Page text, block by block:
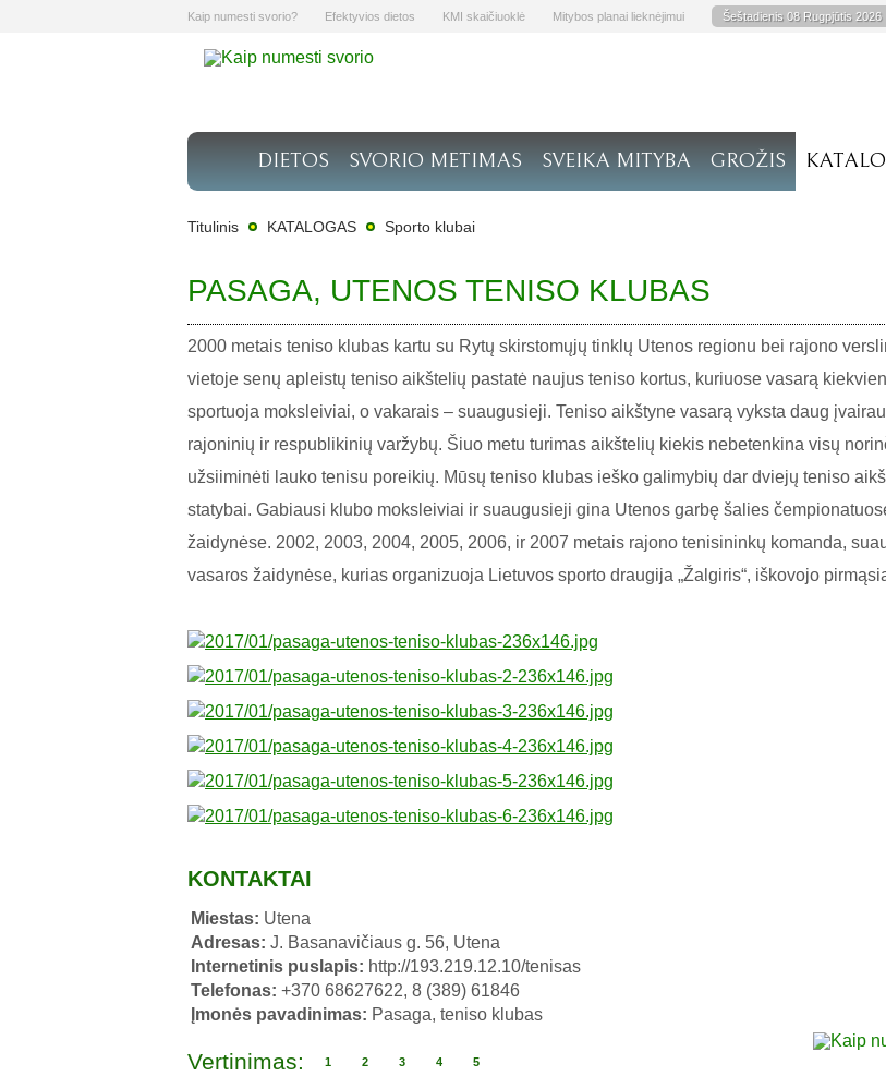
Kaip numesti svorio? Efektyvios dietos KMI skaičiuoklė Mitybos planai lieknėjimui Šeštadienis 08 Rugpjūtis 2026
DIETOS SVORIO METIMAS SVEIKA MITYBA GROŽIS
Titulinis KATALOGAS Sporto klubai
PASAGA, UTENOS TENISO KLUBAS
2000 metais teniso klubas kartu su Rytų skirstomųjų tinklų Utenos regionu bei rajono
vietoje senų apleistų teniso aikštelių pastatė naujus teniso kortus, kuriuose vasarą
sportuoja moksleiviai, o vakarais – suaugusieji. Teniso aikštyne vasarą vyksta daug
rajoninių ir respublikinių varžybų. Šiuo metu turimas aikštelių kiekis nebetenkina visų
užsiiminėti lauko tenisu poreikių. Mūsų teniso klubas ieško galimybių dar dviejų teniso
statybai. Gabiausi klubo moksleiviai ir suaugusieji gina Utenos garbę šalies
žaidynėse. 2002, 2003, 2004, 2005, 2006, ir 2007 metais rajono tenisininkų komanda,
vasaros žaidynėse, kurias organizuoja Lietuvos sporto draugija „Žalgiris“, iškovojo
KONTAKTAI
Miestas: Utena
Adresas: J. Basanavičiaus g. 56, Utena
Internetinis puslapis: http://193.219.12.10/tenisas
Telefonas: +370 68627622, 8 (389) 61846
Įmonės pavadinimas: Pasaga, teniso klubas
Vertinimas: 1 2 3 4 5